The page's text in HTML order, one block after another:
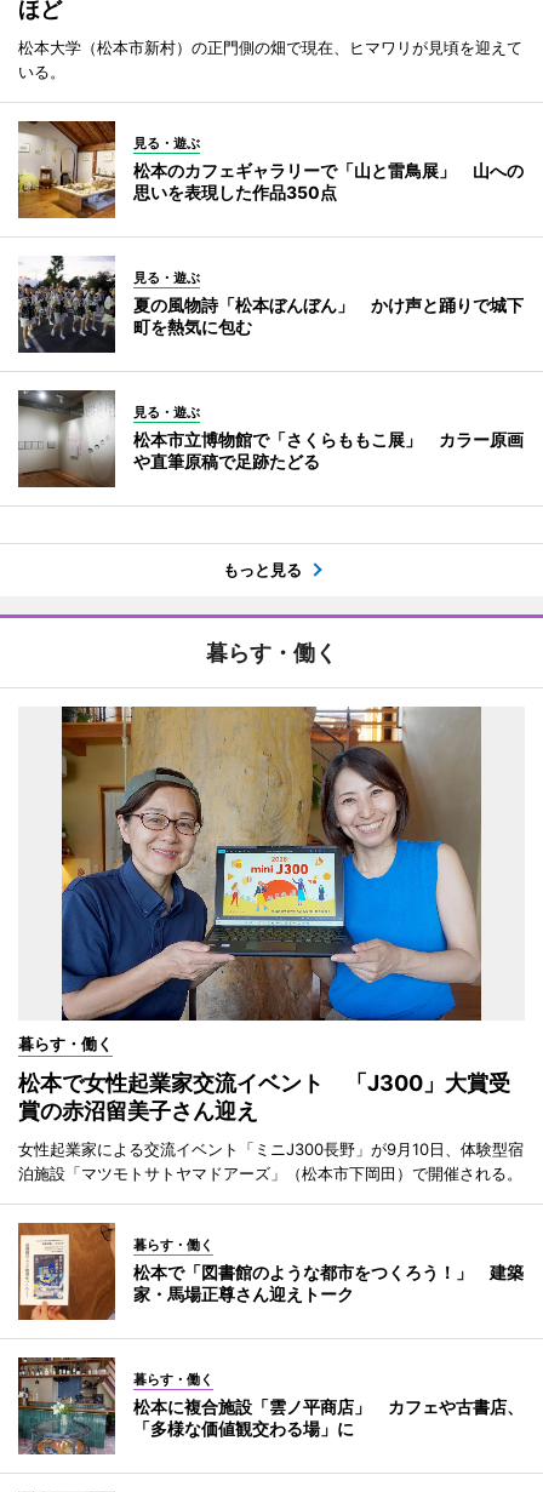
ほど
松本大学（松本市新村）の正門側の畑で現在、ヒマワリが見頃を迎えて
いる。
見る・遊ぶ
松本のカフェギャラリーで「山と雷鳥展」 山への
思いを表現した作品350点
見る・遊ぶ
夏の風物詩「松本ぼんぼん」 かけ声と踊りで城下
町を熱気に包む
見る・遊ぶ
松本市立博物館で「さくらももこ展」 カラー原画
や直筆原稿で足跡たどる
もっと見る
暮らす・働く
暮らす・働く
松本で女性起業家交流イベント 「J300」大賞受
賞の赤沼留美子さん迎え
女性起業家による交流イベント「ミニJ300長野」が9月10日、体験型宿
泊施設「マツモトサトヤマドアーズ」（松本市下岡田）で開催される。
暮らす・働く
松本で「図書館のような都市をつくろう！」 建築
家・馬場正尊さん迎えトーク
暮らす・働く
松本に複合施設「雲ノ平商店」 カフェや古書店、
「多様な価値観交わる場」に